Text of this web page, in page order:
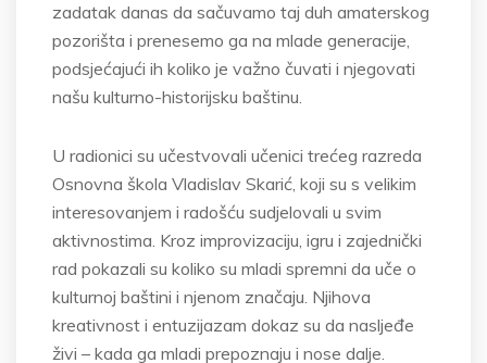
zadatak danas da sačuvamo taj duh amaterskog
pozorišta i prenesemo ga na mlade generacije,
podsjećajući ih koliko je važno čuvati i njegovati
našu kulturno-historijsku baštinu.
U radionici su učestvovali učenici trećeg razreda
Osnovna škola Vladislav Skarić, koji su s velikim
interesovanjem i radošću sudjelovali u svim
aktivnostima. Kroz improvizaciju, igru i zajednički
rad pokazali su koliko su mladi spremni da uče o
kulturnoj baštini i njenom značaju. Njihova
kreativnost i entuzijazam dokaz su da nasljeđe
živi – kada ga mladi prepoznaju i nose dalje.